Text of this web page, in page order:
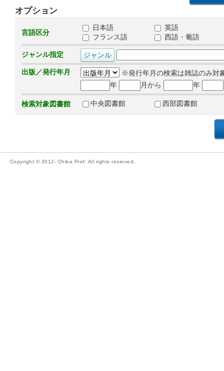
オプション
言語区分
日本語
英語
フランス語
西語・葡語
ジャンル指定
出版／発行年月
※発行年月の検索は雑誌のみ対
年
月から 年
検索対象図書館 中央図書館 西部図書館
Copyright © 2012- Chiba Pref. All rights reserved.